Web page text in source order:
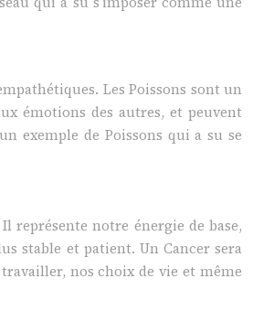
Les Poissons sont un
émotions des autres, et peuvent
exemple de Poissons qui a su se
représente notre énergie de base,
stable et patient. Un Cancer sera
nos choix de vie et même